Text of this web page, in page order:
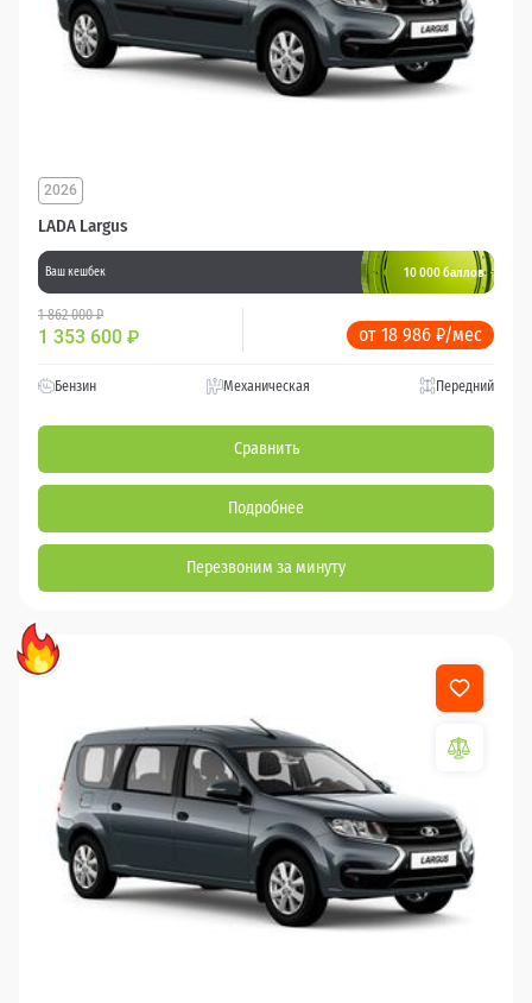
LADA Largus
2026
Ваш кешбек 10 000 баллов
1 862 000 ₽
1 353 600 ₽ от 18 986 ₽/мес
Бензин Механическая Передний
Сравнить
Подробнее
Перезвоним за минуту